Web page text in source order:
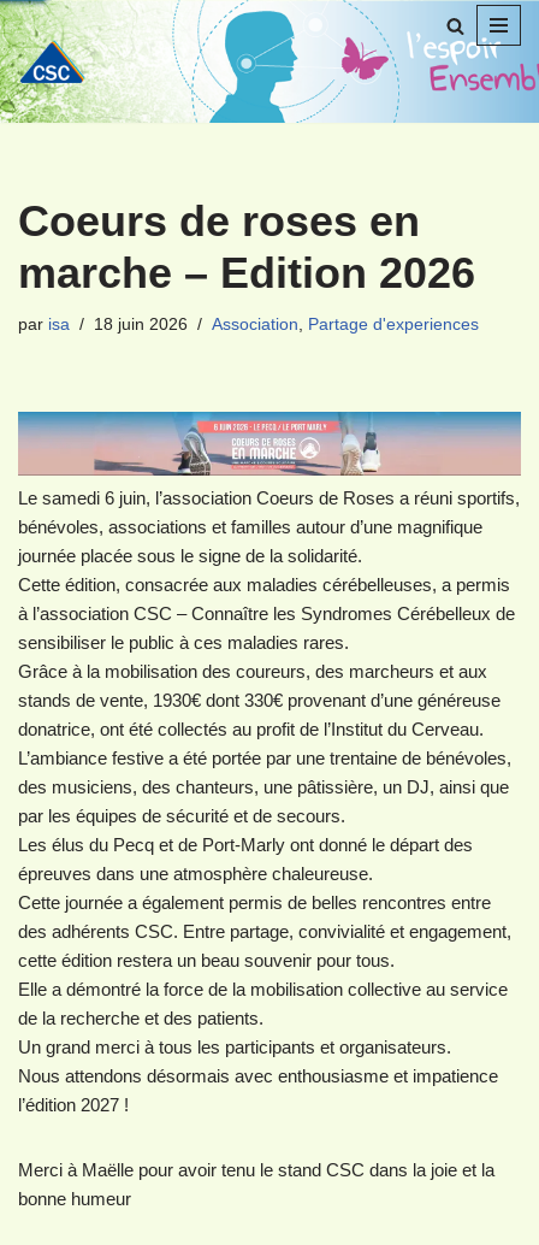
Aller
au
contenu
Coeurs de roses en
marche – Edition 2026
par isa 18 juin 2026 Association, Partage d'experiences
Le samedi 6 juin, l’association Coeurs de Roses a réuni sportifs,
bénévoles, associations et familles autour d’une magnifique
journée placée sous le signe de la solidarité.
Cette édition, consacrée aux maladies cérébelleuses, a permis
à l’association CSC – Connaître les Syndromes Cérébelleux de
sensibiliser le public à ces maladies rares.
Grâce à la mobilisation des coureurs, des marcheurs et aux
stands de vente, 1930€ dont 330€ provenant d’une généreuse
donatrice, ont été collectés au profit de l’Institut du Cerveau.
L’ambiance festive a été portée par une trentaine de bénévoles,
des musiciens, des chanteurs, une pâtissière, un DJ, ainsi que
par les équipes de sécurité et de secours.
Les élus du Pecq et de Port-Marly ont donné le départ des
épreuves dans une atmosphère chaleureuse.
Cette journée a également permis de belles rencontres entre
des adhérents CSC. Entre partage, convivialité et engagement,
cette édition restera un beau souvenir pour tous.
Elle a démontré la force de la mobilisation collective au service
de la recherche et des patients.
Un grand merci à tous les participants et organisateurs.
Nous attendons désormais avec enthousiasme et impatience
l’édition 2027 !
Merci à Maëlle pour avoir tenu le stand CSC dans la joie et la
bonne humeur